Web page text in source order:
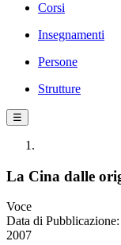
Corsi
Insegnamenti
Persone
Strutture
☰
La Cina dalle
Voce
Data di Pubblicazione:
2007